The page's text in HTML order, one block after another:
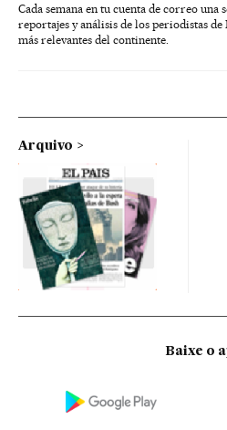
Cada semana en tu cuenta de correo una
reportajes y análisis de los periodistas
más relevantes del continente.
Arquivo
Baixe o